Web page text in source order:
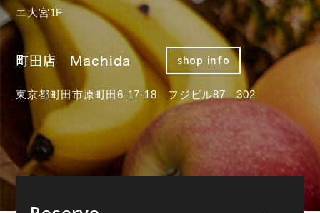
エ大宮1F
町田店 Machida shop info
東京都町田市原町田6-17-18 フジビル87 302